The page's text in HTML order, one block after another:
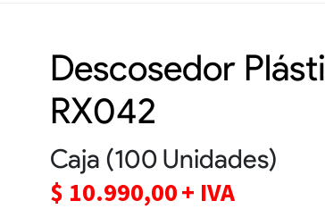
Descosedor
RX042
Caja (100 Unidades)
$ 10.990,00+ IVA